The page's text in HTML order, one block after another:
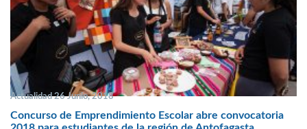
Actualidad 26 Junio, 2018
Concurso de Emprendimiento Escolar abre convocatoria